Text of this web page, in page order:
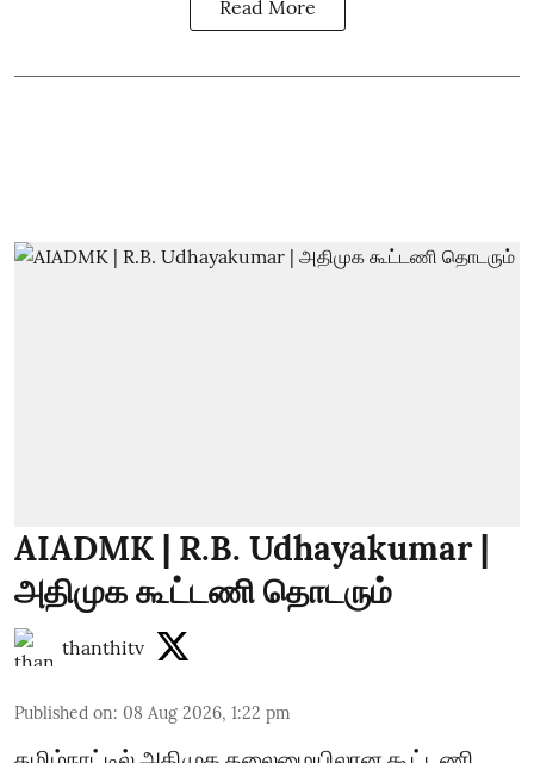
Read More
AIADMK | R.B. Udhayakumar |
அதிமுக கூட்டணி தொடரும்
thanthitv
Published on: 08 Aug 2026, 1:22 pm